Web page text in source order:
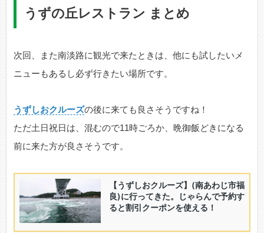
うずの丘レストラン まとめ
次回、また南淡路に観光で来たときは、他にも試したいメ
ニューもあるし必ず行きたい場所です。
うずしおクルーズの後に来ても良さそうですね！
ただ土日祝日は、混むので11時ごろか、晩御飯どきになる
前に来た方が良さそうです。